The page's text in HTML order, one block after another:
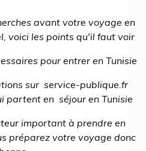
avant votre voyage en
voici les points qu'il faut voir
pour entrer en Tunisie
sur service-publique.fr
partent en séjour en Tunisie
important à prendre en
préparez votre voyage donc